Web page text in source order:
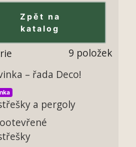
Zpět na
katalog
9 položek
– řada Deco!
a pergoly